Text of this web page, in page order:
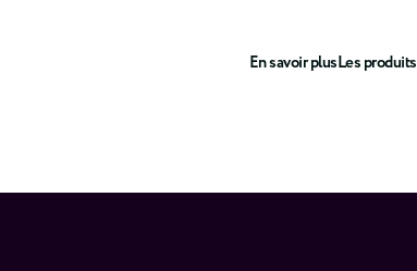
En savoir plusLes produits